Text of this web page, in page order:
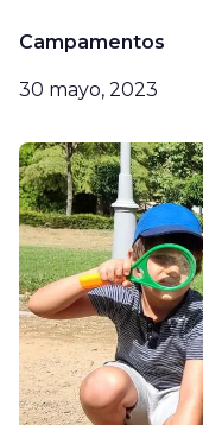
Campamentos
30 mayo, 2023